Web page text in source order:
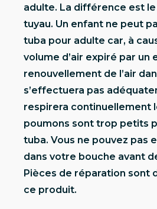
adulte. La différence est
tuyau. Un enfant ne peut
tuba pour adulte car, à
volume d’air expiré par un
renouvellement de l’air
s’effectuera pas
respirera continuellement
poumons sont trop petits
tuba. Vous ne pouvez pas
dans votre bouche avant
Pièces de réparation sont
ce produit.